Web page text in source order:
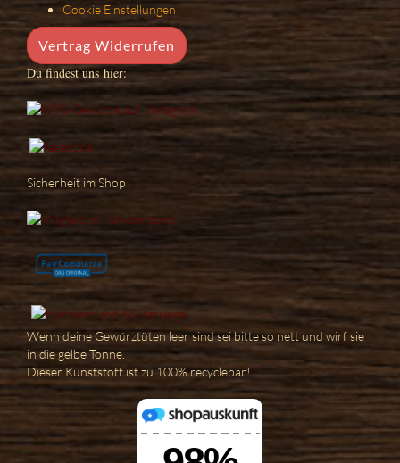
Cookie Einstellungen
Vertrag Widerrufen
Du findest uns hier:
Sicherheit im Shop
Wenn deine Gewürztüten leer sind sei bitte so nett und wirf sie
in die gelbe Tonne.
Dieser Kunststoff ist zu 100% recyclebar!